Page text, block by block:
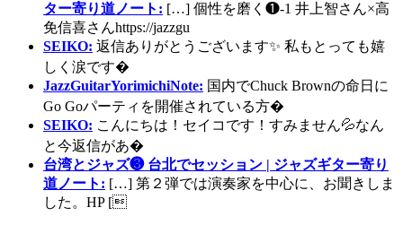
ター寄り道ノート: […] 個性を磨く❶-1 井上智さん×高
免信喜さんhttps://jazzgu
SEIKO: 返信ありがとうございます✨ 私もとっても嬉
しく涙です�
JazzGuitarYorimichiNote: 国内でChuck Brownの命日に
Go Goパーティを開催されている方�
SEIKO: こんにちは！セイコです！すみません💦なん
と今返信があ�
台湾とジャズ❸ 台北でセッション | ジャズギター寄り
道ノート: […] 第２弾では演奏家を中心に、お聞きしま
した。HP [